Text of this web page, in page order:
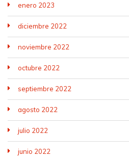
enero 2023
diciembre 2022
noviembre 2022
octubre 2022
septiembre 2022
agosto 2022
julio 2022
junio 2022